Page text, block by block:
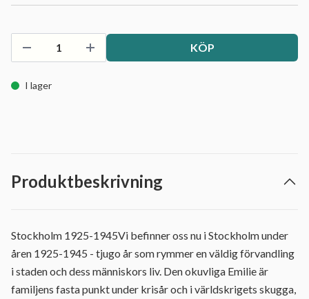
KÖP
I lager
Produktbeskrivning
Stockholm 1925-1945Vi befinner oss nu i Stockholm under
åren 1925-1945 - tjugo år som rymmer en väldig förvandling
i staden och dess människors liv. Den okuvliga Emilie är
familjens fasta punkt under krisår och i världskrigets skugga,